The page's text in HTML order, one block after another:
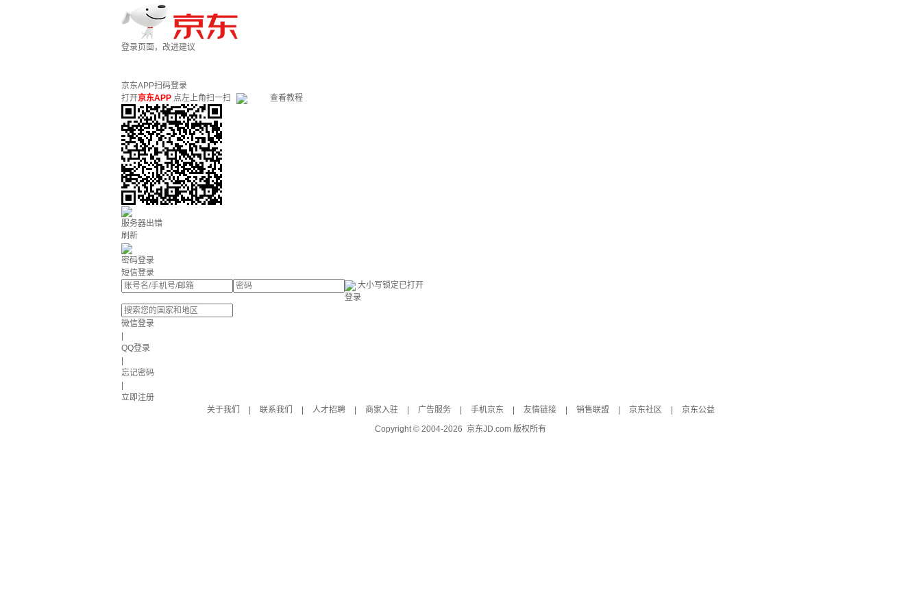
登录页面，改进建议
京东APP扫码登录
打开京东APP 点左上角扫一扫 查看教程
服务器出错
刷新
密码登录
短信登录
大小写锁定已打开
登录
微信登录
QQ登录
忘记密码
立即注册
关于我们
联系我们 人才招聘 商家入驻 广告服务 手机京东 友情链接 销售联盟 京东社区
京东公益
Copyright © 2004-2026 京东JD.com 版权所有